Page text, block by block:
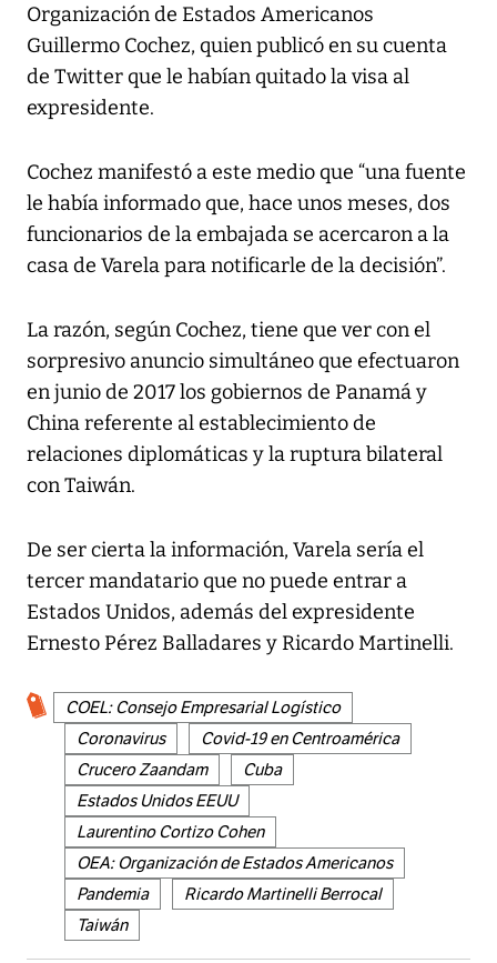
Organización de Estados Americanos
Guillermo Cochez, quien publicó en su cuenta
de Twitter que le habían quitado la visa al
expresidente.
Cochez manifestó a este medio que “una fuente
le había informado que, hace unos meses, dos
funcionarios de la embajada se acercaron a la
casa de Varela para notificarle de la decisión”.
La razón, según Cochez, tiene que ver con el
sorpresivo anuncio simultáneo que efectuaron
en junio de 2017 los gobiernos de Panamá y
China referente al establecimiento de
relaciones diplomáticas y la ruptura bilateral
con Taiwán.
De ser cierta la información, Varela sería el
tercer mandatario que no puede entrar a
Estados Unidos, además del expresidente
Ernesto Pérez Balladares y Ricardo Martinelli.
COEL: Consejo Empresarial Logístico
Coronavirus
Covid-19 en Centroamérica
Crucero Zaandam
Cuba
Estados Unidos EEUU
Laurentino Cortizo Cohen
OEA: Organización de Estados Americanos
Pandemia
Ricardo Martinelli Berrocal
Taiwán